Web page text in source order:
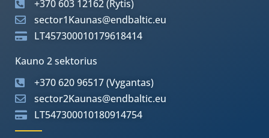
+370 603 12162 (Rytis)
sector1Kaunas@endbaltic.eu
LT457300010179618414
Kauno 2 sektorius
+370 620 96517 (Vygantas)
sector2Kaunas@endbaltic.eu
LT547300010180914754